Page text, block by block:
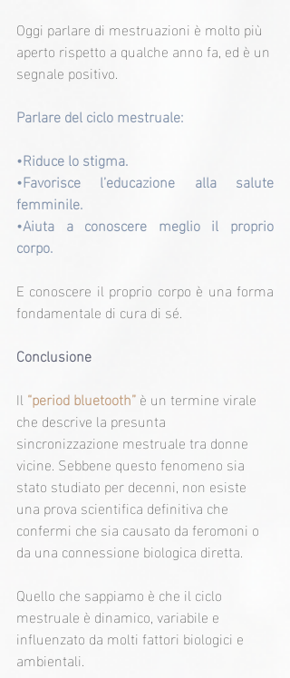
Oggi parlare di mestruazioni è molto più
aperto rispetto a qualche anno fa, ed è un
segnale positivo.
Parlare del ciclo mestruale:
•Riduce lo stigma.
•Favorisce l’educazione alla salute
femminile.
•Aiuta a conoscere meglio il proprio
corpo.
E conoscere il proprio corpo è una forma
fondamentale di cura di sé.
Conclusione
Il “period bluetooth” è un termine virale
che descrive la presunta
sincronizzazione mestruale tra donne
vicine. Sebbene questo fenomeno sia
stato studiato per decenni, non esiste
una prova scientifica definitiva che
confermi che sia causato da feromoni o
da una connessione biologica diretta.
Quello che sappiamo è che il ciclo
mestruale è dinamico, variabile e
influenzato da molti fattori biologici e
ambientali.